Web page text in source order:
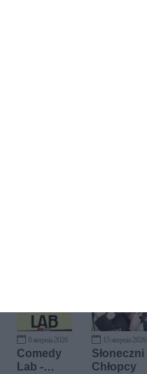
8 sierpnia 2026
Comedy
Lab -
15 sierpnia 2026
Słoneczni
Chłopcy